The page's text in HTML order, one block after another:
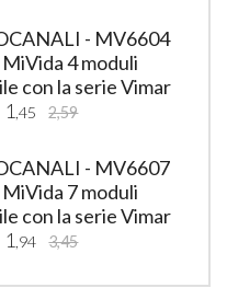
- MV6604
4 moduli
con la serie Vimar
1 ,45 2,59
- MV6607
7 moduli
con la serie Vimar
1 ,94 3,45